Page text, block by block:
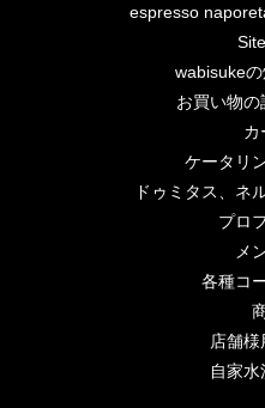
espresso
wabisuke
お買い物
カ
ケータリ
ドゥミタス、ネ
プロ
メ
各種コ
店舗
自家水